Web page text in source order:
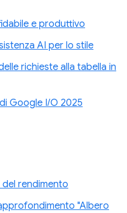
e produttivo
AI per lo stile
richieste alla tabella in
Google I/O 2025
rendimento
"Albero